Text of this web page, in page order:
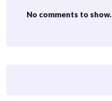
No comments to show.